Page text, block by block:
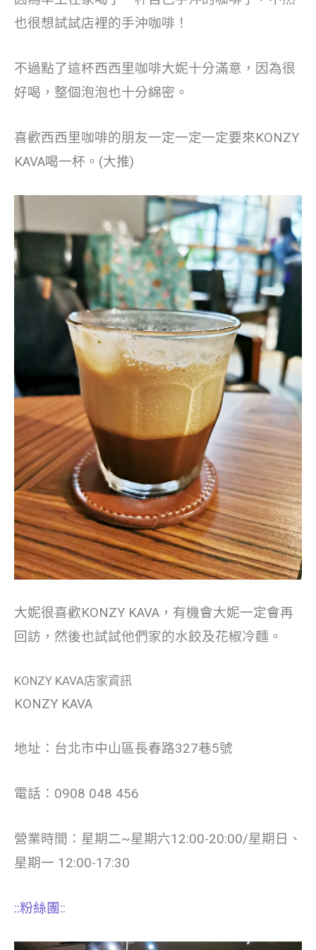
也很想試試店裡的手沖咖啡！
不過點了這杯西西里咖啡大妮十分滿意，因為很
好喝，整個泡泡也十分綿密。
喜歡西西里咖啡的朋友一定一定一定要來KONZY
KAVA喝一杯。(大推)
大妮很喜歡KONZY KAVA，有機會大妮一定會再
回訪，然後也試試他們家的水餃及花椒冷麵。
KONZY KAVA店家資訊
KONZY KAVA
地址：台北市中山區長春路327巷5號
電話：0908 048 456
營業時間：星期二~星期六12:00-20:00/星期日、
星期一 12:00-17:30
::粉絲團::